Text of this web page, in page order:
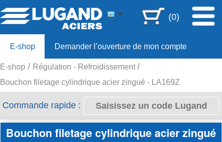
(0)
E-shop Demander l’ouverture de mon compte
Offre 80ans
E-shop
Régulation - Refroidissement
Bouchon filetage cylindrique acier zingué - LA169Z
Commande rapide :
Bouchon filetage cylindrique acier zingué